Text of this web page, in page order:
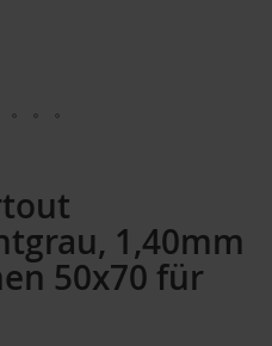
1,40mm
50x70 für